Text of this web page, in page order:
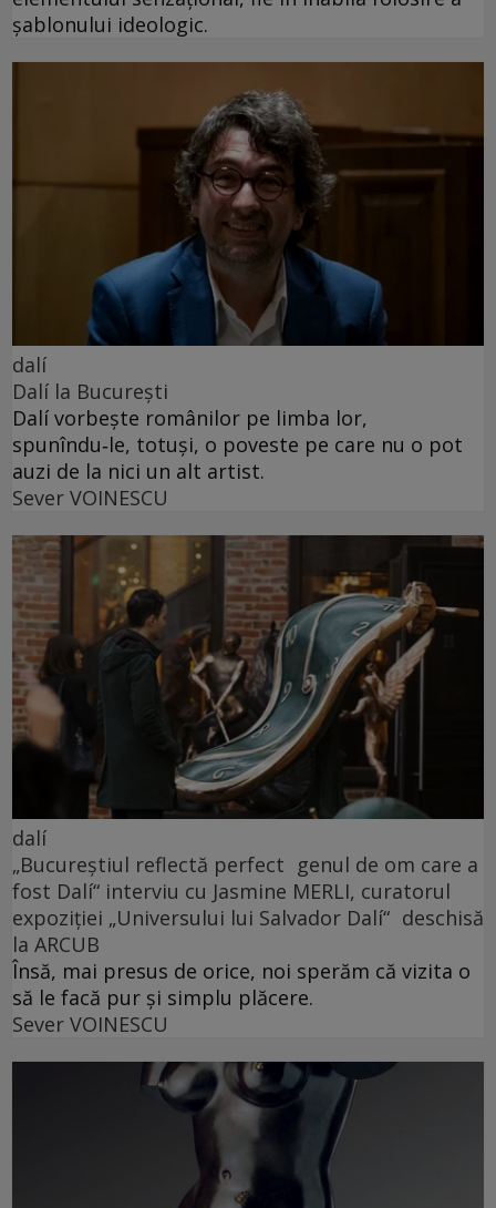
șablonului ideologic.
dalí
Dalí la București
Dalí vorbește românilor pe limba lor,
spunîndu‑le, totuși, o poveste pe care nu o pot
auzi de la nici un alt artist.
Sever VOINESCU
dalí
„Bucureștiul reflectă perfect genul de om care a
fost Dalí“ interviu cu Jasmine MERLI, curatorul
expoziției „Universului lui Salvador Dalí“ deschisă
la ARCUB
Însă, mai presus de orice, noi sperăm că vizita o
să le facă pur și simplu plăcere.
Sever VOINESCU